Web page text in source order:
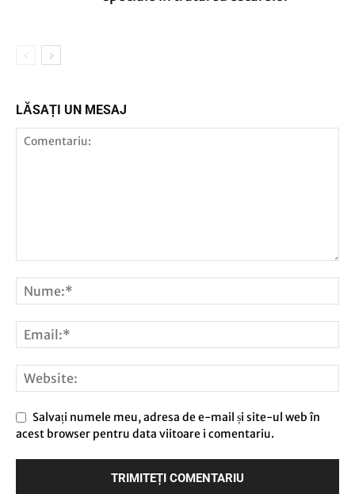
LĂSAȚI UN MESAJ
Salvați numele meu, adresa de e-mail și site-ul web în
acest browser pentru data viitoare i comentariu.